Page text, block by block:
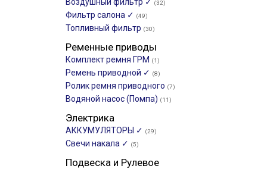
(32)
Фильтр салона ✓ (49)
Топливный фильтр (30)
Ременные приводы
Комплект ремня ГРМ (1)
Ремень приводной ✓ (8)
Ролик ремня приводного (7)
Водяной насос (Помпа) (11)
Электрика
АККУМУЛЯТОРЫ ✓ (29)
Свечи накала ✓ (5)
Подвеска и Рулевое